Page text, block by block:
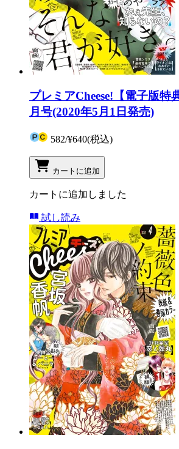
プレミアCheese!【電子版特
月号(2020年5月1日発売)
582/¥640(税込)
カートに追加
カートに追加しました
試し読み